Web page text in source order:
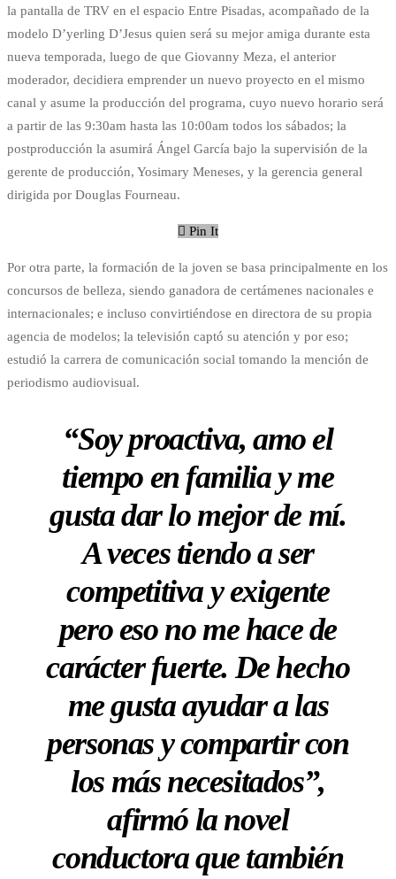
la pantalla de TRV en el espacio Entre Pisadas, acompañado de la
modelo D’yerling D’Jesus quien será su mejor amiga durante esta
nueva temporada, luego de que Giovanny Meza, el anterior
moderador, decidiera emprender un nuevo proyecto en el mismo
canal y asume la producción del programa, cuyo nuevo horario será
a partir de las 9:30am hasta las 10:00am todos los sábados; la
postproducción la asumirá Ángel García bajo la supervisión de la
gerente de producción, Yosimary Meneses, y la gerencia general
dirigida por Douglas Fourneau.
Pin It
Por otra parte, la formación de la joven se basa principalmente en los
concursos de belleza, siendo ganadora de certámenes nacionales e
internacionales; e incluso convirtiéndose en directora de su propia
agencia de modelos; la televisión captó su atención y por eso;
estudió la carrera de comunicación social tomando la mención de
periodismo audiovisual.
“Soy proactiva, amo el
tiempo en familia y me
gusta dar lo mejor de mí.
A veces tiendo a ser
competitiva y exigente
pero eso no me hace de
carácter fuerte. De hecho
me gusta ayudar a las
personas y compartir con
los más necesitados”,
afirmó la novel
conductora que también